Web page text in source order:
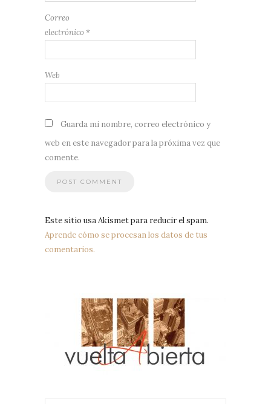
Correo
electrónico *
Web
Guarda mi nombre, correo electrónico y
web en este navegador para la próxima vez que
comente.
Este sitio usa Akismet para reducir el spam.
Aprende cómo se procesan los datos de tus
comentarios.